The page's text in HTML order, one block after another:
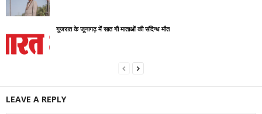
गुजरात के जूनागढ़ में सात गौ माताओं की संदिग्ध मौत
LEAVE A REPLY